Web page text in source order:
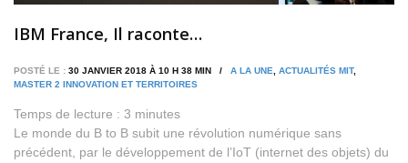
IBM France, Il raconte…
POSTÉ LE : 30 JANVIER 2018 À 10 H 38 MIN / A LA UNE, ACTUALITÉS MIT,
MASTER 2 INNOVATION ET TERRITOIRES
Temps de lecture : 3 minutes
Le monde du B to B subit une révolution numérique sans
précédent, par le développement de l’IoT (internet des objets) du